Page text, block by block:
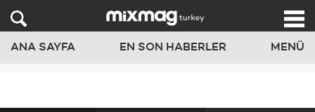
ANA SAYFA EN SON HABERLER MENÜ